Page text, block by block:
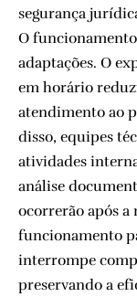
segurança
O
adaptações. O
em horário
atendimento ao
disso, equipes
atividades
análise
ocorrerão após
funcionamento
interrompe
preservando a